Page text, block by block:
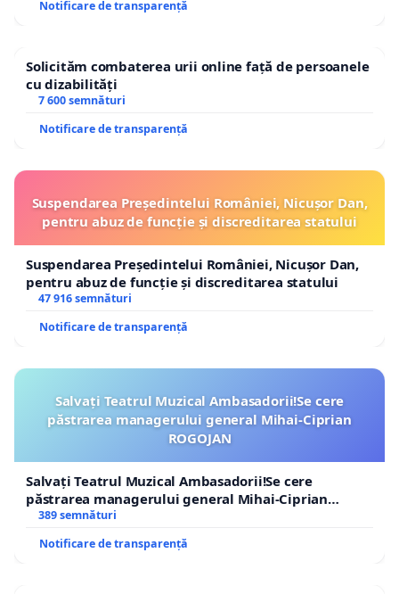
Notificare de transparență
Solicităm combaterea urii online față de persoanele
cu dizabilități
7 600 semnături
Notificare de transparență
Suspendarea Președintelui României, Nicușor Dan,
pentru abuz de funcție și discreditarea statului
Suspendarea Președintelui României, Nicușor Dan,
pentru abuz de funcție și discreditarea statului
47 916 semnături
Notificare de transparență
Salvați Teatrul Muzical Ambasadorii!Se cere
păstrarea managerului general Mihai-Ciprian
ROGOJAN
Salvați Teatrul Muzical Ambasadorii!Se cere
păstrarea managerului general Mihai-Ciprian
ROGOJAN
389 semnături
Notificare de transparență